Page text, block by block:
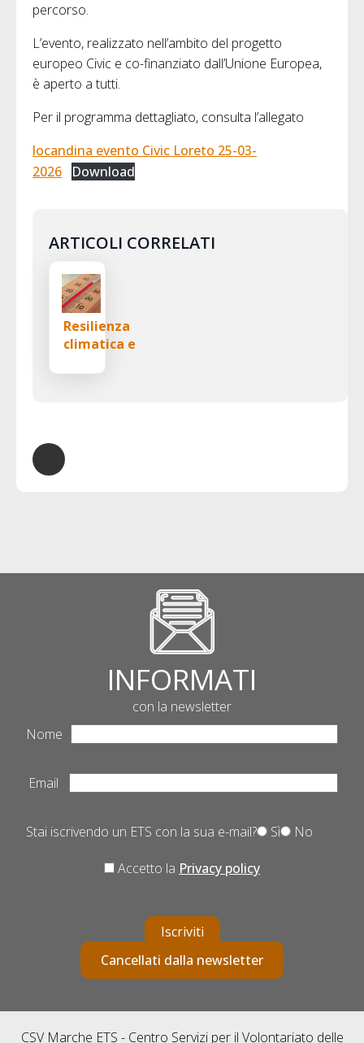
percorso.
L’evento, realizzato nell’ambito del progetto
europeo Civic e co-finanziato dall’Unione Europea,
è aperto a tutti.
Per il programma dettagliato, consulta l’allegato
locandina evento Civic Loreto 25-03-
2026
Download
ARTICOLI CORRELATI
Resilienza
climatica e
INFORMATI
con la newsletter
Nome
Email
Stai iscrivendo un ETS con la sua e-mail? Sì No
Accetto la Privacy policy
Iscriviti
Cancellati dalla newsletter
CSV Marche ETS - Centro Servizi per il Volontariato delle